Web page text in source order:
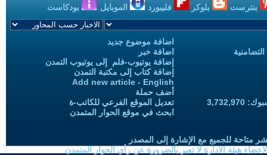
بنترست بلوكر فليبورد الموبايل بودكاست
اضافة موضوع جديد
اضافة خبر
إضافة يوتيوب-فلم إلى يوتيوب التمدن
إضافة كتاب إلى مكتبة التمدن
Add new article - English
أضف حملة
تعديل الموقع الفرعي للكاتب-ة
ابحث في موقع الحوار المتمدن
متاحة للجميع مع الإشارة إلى المصدر
هيئة الادارة لا تعبر بالضرورة عن رأي الحوار المتمدن